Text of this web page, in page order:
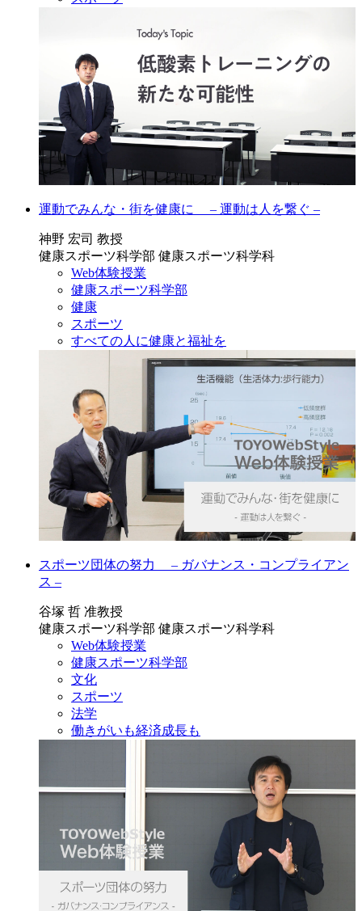
運動でみんな・街を健康に – 運動は人を繋ぐ –
神野 宏司 教授
健康スポーツ科学部 健康スポーツ科学科
Web体験授業
健康スポーツ科学部
健康
スポーツ
すべての人に健康と福祉を
スポーツ団体の努力 – ガバナンス・コンプライアン
ス –
谷塚 哲 准教授
健康スポーツ科学部 健康スポーツ科学科
Web体験授業
健康スポーツ科学部
文化
スポーツ
法学
働きがいも経済成長も